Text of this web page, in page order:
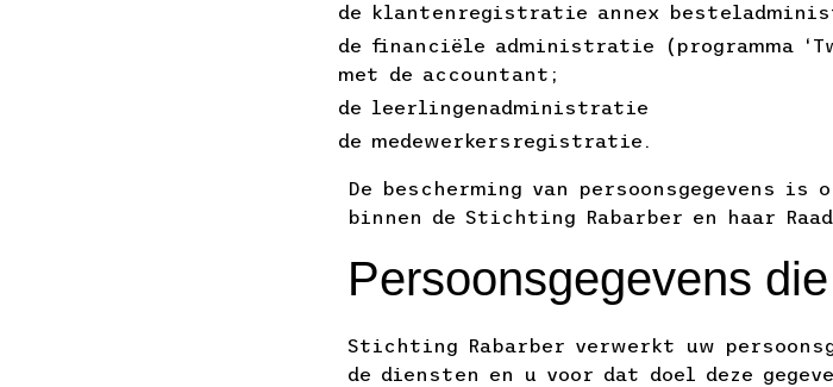
de klantenregistratie annex
de financiële administratie (programma
met de accountant;
de leerlingenadministratie
de medewerkersregistratie.
De bescherming van persoonsgegevens is
binnen de Stichting Rabarber en haar
Persoonsgegevens
Stichting Rabarber verwerkt uw
de diensten en u voor dat doel deze